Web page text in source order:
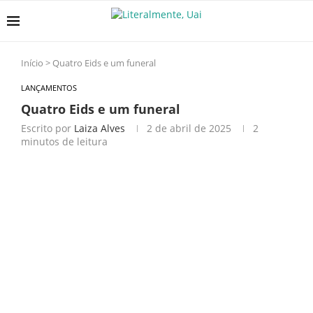
Início > Quatro Eids e um funeral
LANÇAMENTOS
Quatro Eids e um funeral
Escrito por Laiza Alves 2 de abril de 2025
2
minutos de leitura